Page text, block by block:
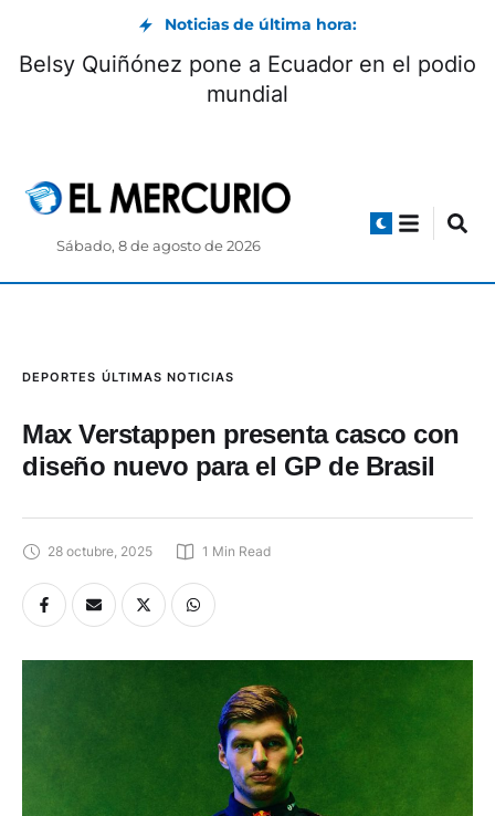
Noticias de última hora:
convoca a Club de
Lectores: cómo participar
Belsy
Sábado, 8 de agosto de 2026
DEPORTES ÚLTIMAS NOTICIAS
Max Verstappen presenta casco con
diseño nuevo para el GP de Brasil
28 octubre, 2025 1 Min Read